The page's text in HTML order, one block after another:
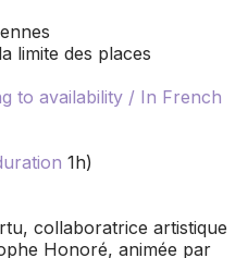
limite des places
to availability / In French
1h)
collaboratrice artistique
Honoré, animée par